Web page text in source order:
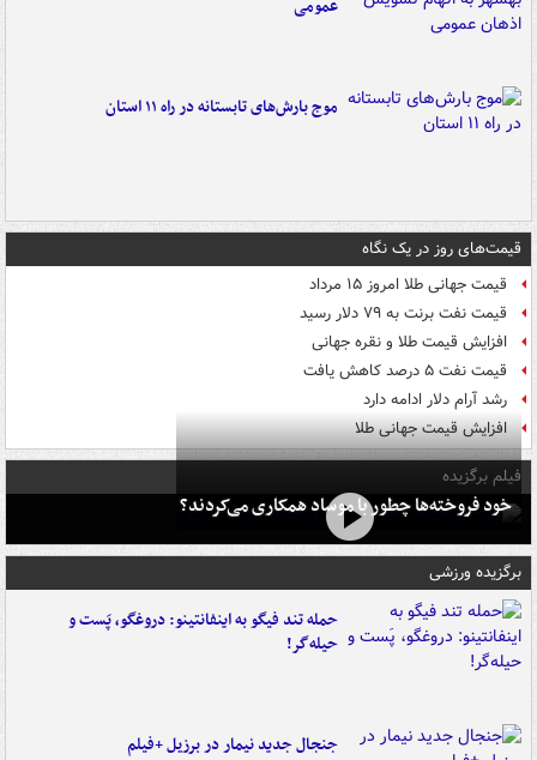
عمومی
موج بارش‌های تابستانه در راه ۱۱ استان
قیمت‌های روز در یک نگاه
قیمت جهانی طلا امروز ۱۵ مرداد
قیمت نفت برنت به ۷۹ دلار رسید
افزایش قیمت طلا و نقره جهانی
قیمت نفت ۵ درصد کاهش یافت
رشد آرام دلار ادامه دارد
افزایش قیمت جهانی طلا
فیلم برگزیده
خود فروخته‌ها چطور با موساد همکاری می‌کردند؟
برگزیده ورزشی
حمله تند فیگو به اینفانتینو: دروغگو، پَست‌ و
حیله‌گر!
جنجال جدید نیمار در برزیل +فیلم